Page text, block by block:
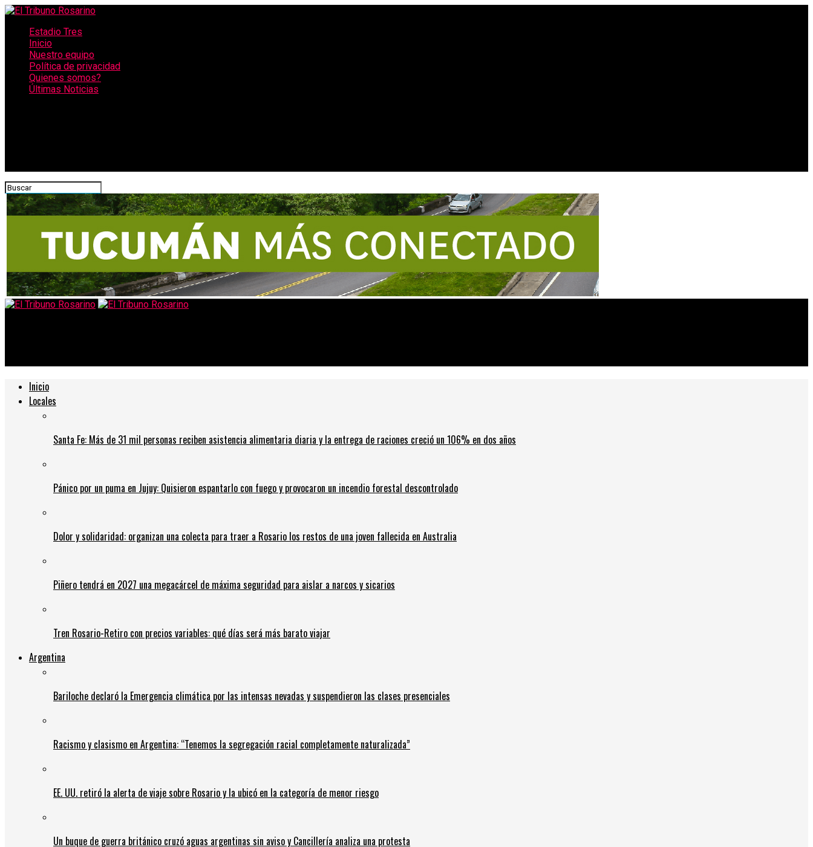
Estadio Tres
Inicio
Nuestro equipo
Política de privacidad
Quienes somos?
Últimas Noticias
Inicio
Locales
Santa Fe: Más de 31 mil personas reciben asistencia alimentaria diaria y la entrega de raciones creció un 106% en dos años
Pánico por un puma en Jujuy: Quisieron espantarlo con fuego y provocaron un incendio forestal descontrolado
Dolor y solidaridad: organizan una colecta para traer a Rosario los restos de una joven fallecida en Australia
Piñero tendrá en 2027 una megacárcel de máxima seguridad para aislar a narcos y sicarios
Tren Rosario-Retiro con precios variables: qué días será más barato viajar
Argentina
Bariloche declaró la Emergencia climática por las intensas nevadas y suspendieron las clases presenciales
Racismo y clasismo en Argentina: “Tenemos la segregación racial completamente naturalizada”
EE. UU. retiró la alerta de viaje sobre Rosario y la ubicó en la categoría de menor riesgo
Un buque de guerra británico cruzó aguas argentinas sin aviso y Cancillería analiza una protesta